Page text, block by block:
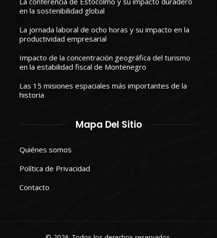
en la sostenibilidad global
La jornada laboral de ocho horas y su impacto en la
productividad empresarial
Impacto de la concentración geográfica del turismo
en la estabilidad fiscal de Montenegro
Las 15 misiones espaciales más importantes de la
historia
Mapa Del Sitio
Quiénes somos
Política de Privacidad
Contacto